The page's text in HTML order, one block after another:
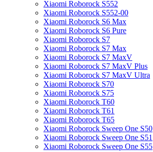
Xiaomi Roborock S552
Xiaomi Roborock S552-00
Xiaomi Roborock S6 Max
Xiaomi Roborock S6 Pure
Xiaomi Roborock S7
Xiaomi Roborock S7 Max
Xiaomi Roborock S7 MaxV
Xiaomi Roborock S7 MaxV Plus
Xiaomi Roborock S7 MaxV Ultra
Xiaomi Roborock S70
Xiaomi Roborock S75
Xiaomi Roborock T60
Xiaomi Roborock T61
Xiaomi Roborock T65
Xiaomi Roborock Sweep One S50
Xiaomi Roborock Sweep One S51
Xiaomi Roborock Sweep One S55